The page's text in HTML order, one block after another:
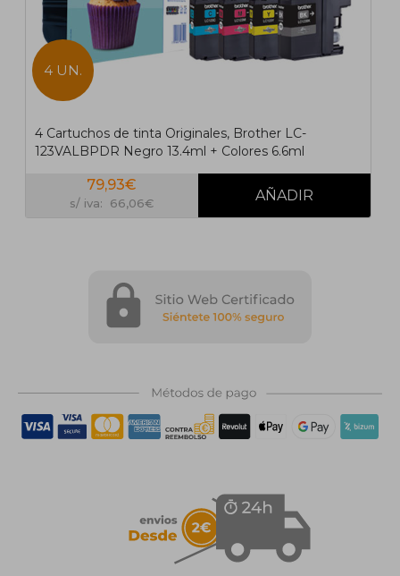
4 UN.
4 Cartuchos de tinta Originales, Brother LC-
123VALBPDR Negro 13.4ml + Colores 6.6ml
79,93€
s/ iva: 66,06€